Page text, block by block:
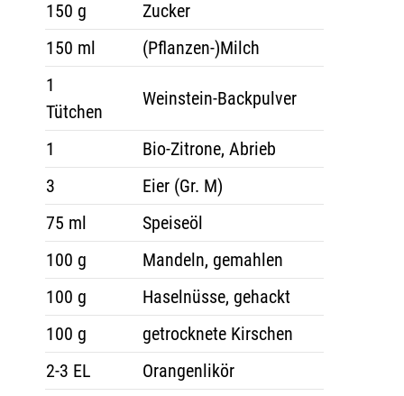
150 g
Zucker
150 ml
(Pflanzen-)Milch
1
Tütchen
Weinstein-Backpulver
1
Bio-Zitrone, Abrieb
3
Eier (Gr. M)
75 ml
Speiseöl
100 g
Mandeln, gemahlen
100 g
Haselnüsse, gehackt
100 g
getrocknete Kirschen
2-3 EL
Orangenlikör